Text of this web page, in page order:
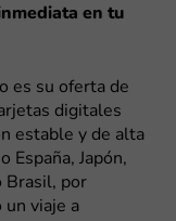
en tu
es su oferta de
digitales
estable y de alta
España, Japón,
Brasil, por
un viaje a